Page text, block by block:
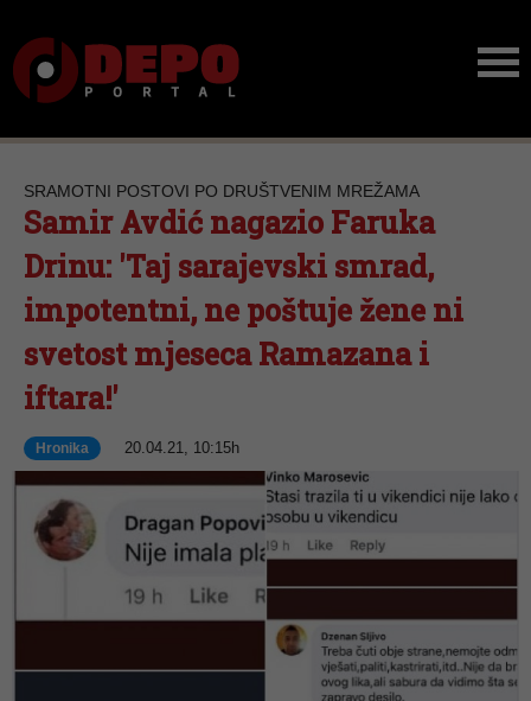
SRAMOTNI POSTOVI PO DRUŠTVENIM MREŽAMA
Samir Avdić nagazio Faruka
Drinu: 'Taj sarajevski smrad,
impotentni, ne poštuje žene ni
svetost mjeseca Ramazana i
iftara!'
Hronika 20.04.21, 10:15h